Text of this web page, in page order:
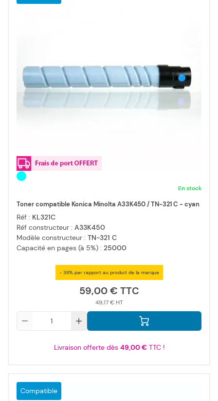
En stock
Toner compatible Konica Minolta A33K450 / TN-321 C - cyan
Réf : KL321C
Réf constructeur : A33K450
Modèle constructeur : TN-321 C
Capacité en pages (à 5%) : 25000
- 38% par rapport au produit de la marque
59,00 €
49,17 €
Livraison offerte dès 49,00 €TTC !
Compatible